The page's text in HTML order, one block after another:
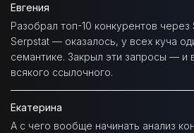
Евгения
Разобрал топ-10 конкурентов через
Serpstat — оказалось, у всех куча
семантике. Закрыл эти запросы — и
всякого ссылочного.
Екатерина
А с чего вообще начинать анализ